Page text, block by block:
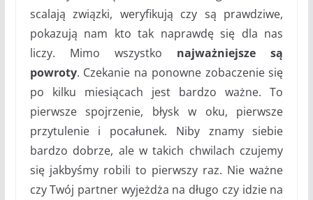
scalają związki, weryfikują czy są prawdziwe,
pokazują nam kto tak naprawdę się dla nas
liczy. Mimo wszystko najważniejsze są
powroty. Czekanie na ponowne zobaczenie się
po kilku miesiącach jest bardzo ważne. To
pierwsze spojrzenie, błysk w oku, pierwsze
przytulenie i pocałunek. Niby znamy siebie
bardzo dobrze, ale w takich chwilach czujemy
się jakbyśmy robili to pierwszy raz. Nie ważne
czy Twój partner wyjeżdża na długo czy idzie na